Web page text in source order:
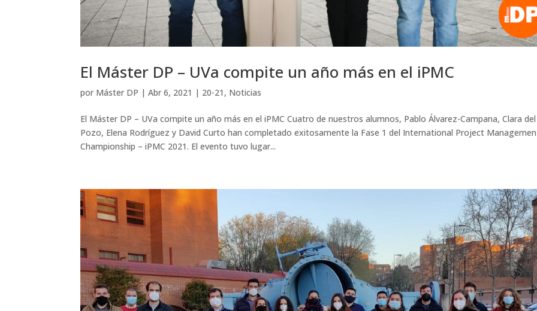
El Máster DP – UVa compite un año más en el iPMC
por Máster DP |Abr 6, 2021 | 20-21 , Noticias
El Máster DP – UVa compite un año más en el iPMC Cuatro de nuestros alumnos, Pablo Álvarez-Campana, Clara del
Pozo, Elena Rodríguez y David Curto han completado exitosamente la Fase 1 del International Project
Championship – iPMC 2021. El evento tuvo lugar...